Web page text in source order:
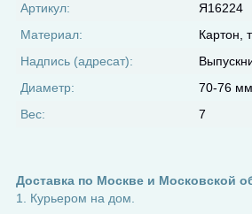
Артикул:
Я16224
Материал:
Картон,
Надпись (адресат):
Диаметр:
70-76 мм
Вес:
7
Доставка по Москве и Московской
1. Курьером на дом.